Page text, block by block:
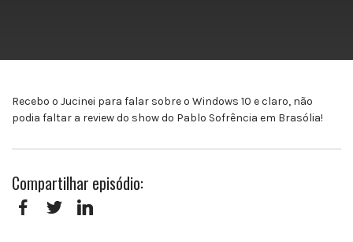
Recebo o Jucinei para falar sobre o Windows 10 e claro, não
podia faltar a review do show do Pablo Sofrência em Brasólia!
Compartilhar episódio:
Facebook